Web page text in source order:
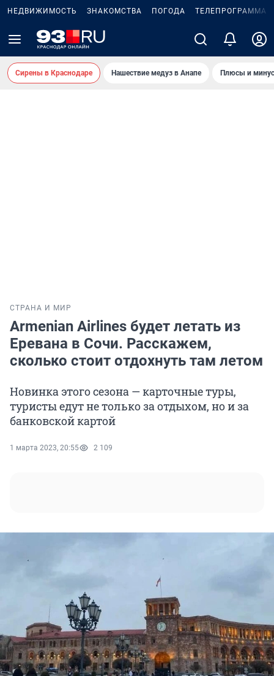
НЕДВИЖИМОСТЬ ЗНАКОМСТВА ПОГОДА ТЕЛЕПРОГРАММА
Сирены в Краснодаре Нашествие медуз в Анапе Плюсы и
СТРАНА И МИР
Armenian Airlines будет летать из
Еревана в Сочи. Расскажем,
сколько стоит отдохнуть там летом
Новинка этого сезона — карточные туры,
туристы едут не только за отдыхом, но и за
банковской картой
1 марта 2023, 20:55 2 109